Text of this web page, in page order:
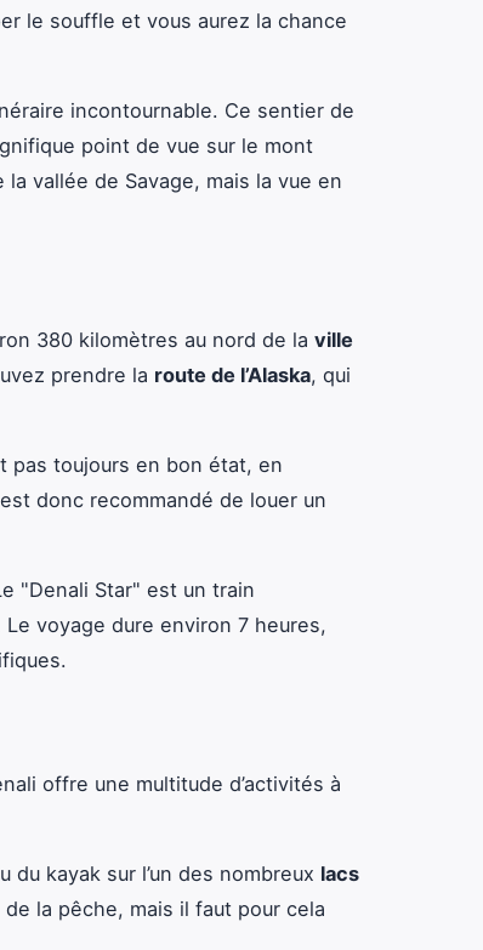
le souffle et vous aurez la chance
incontournable. Ce sentier de
point de vue sur le mont
vallée de Savage, mais la vue en
380 kilomètres au nord de la ville
prendre la route de l’Alaska, qui
pas toujours en bon état, en
donc recommandé de louer un
"Denali Star" est un train
voyage dure environ 7 heures,
offre une multitude d’activités à
du kayak sur l’un des nombreux lacs
la pêche, mais il faut pour cela